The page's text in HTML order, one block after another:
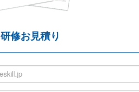
研修お見積り